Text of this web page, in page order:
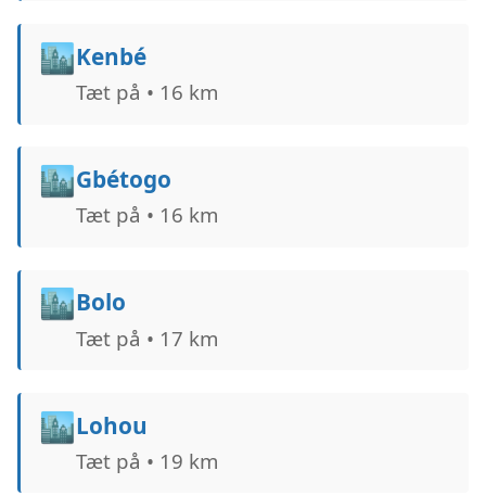
🏙️Kenbé
Tæt på • 16 km
🏙️Gbétogo
Tæt på • 16 km
🏙️Bolo
Tæt på • 17 km
🏙️Lohou
Tæt på • 19 km